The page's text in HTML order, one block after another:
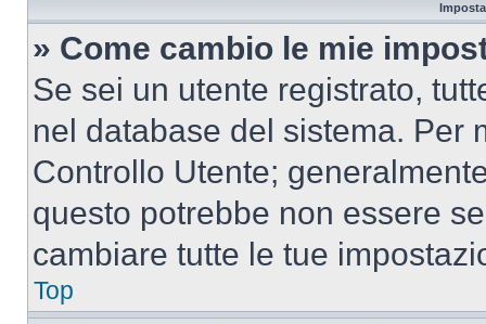
» Come cambio le mie
Se sei un utente registrato,
nel database del sistema. Per
Controllo Utente;
questo potrebbe non essere
cambiare tutte le tue
Top